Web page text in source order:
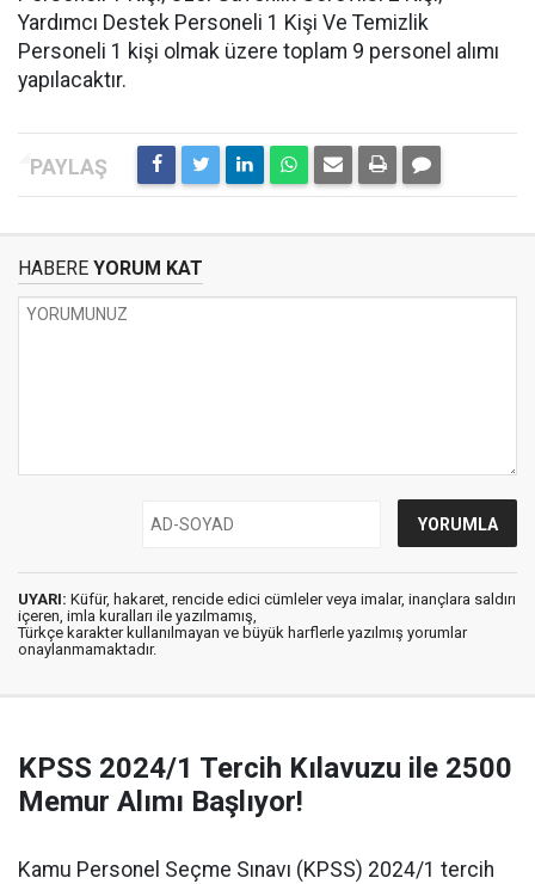
Yardımcı Destek Personeli 1 Kişi Ve Temizlik
Personeli 1 kişi olmak üzere toplam 9 personel alımı
yapılacaktır.
HABERE YORUM KAT
UYARI: Küfür, hakaret, rencide edici cümleler veya imalar, inançlara saldırı
içeren, imla kuralları ile yazılmamış,
Türkçe karakter kullanılmayan ve büyük harflerle yazılmış yorumlar
onaylanmamaktadır.
KPSS 2024/1 Tercih Kılavuzu ile 2500
Memur Alımı Başlıyor!
Kamu Personel Seçme Sınavı (KPSS) 2024/1 tercih